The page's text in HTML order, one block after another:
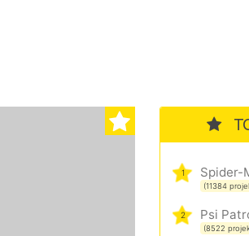
1
(11384
2 Psi
(8522